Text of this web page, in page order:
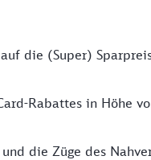
die (Super)
Rabattes in Höhe
die Züge des